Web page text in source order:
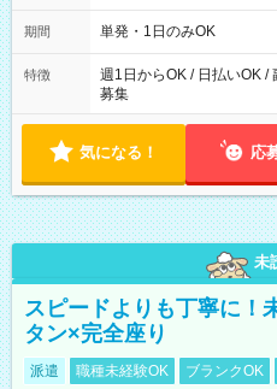
～21：00
期間 単発・1日のみOK
特徴
週1日からOK / 日払いOK /
募集
気になる！ 応
未
スピードよりも丁寧に！
タン×完全座り
派遣 職種未経験OK ブランクOK